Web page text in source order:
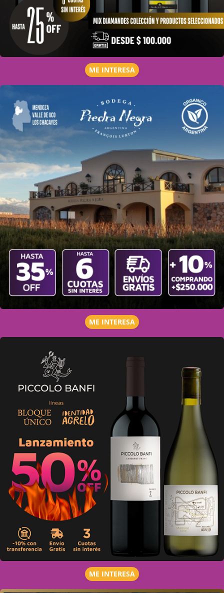
ME INTERESA
ME INTERESA
ME INTERESA